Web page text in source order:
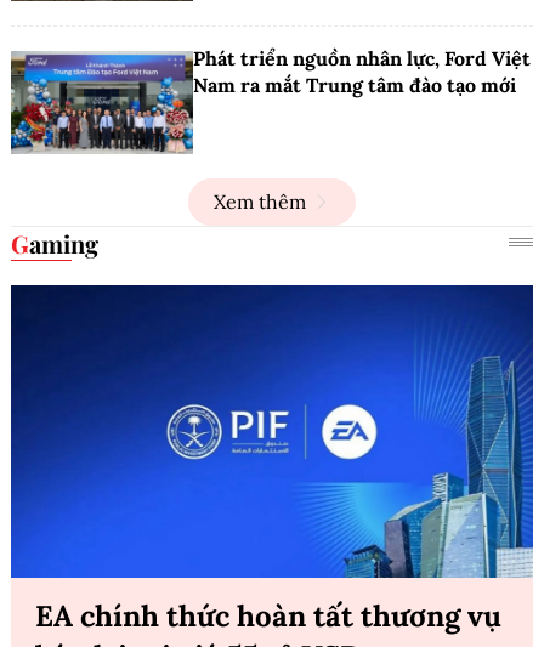
Phát triển nguồn nhân lực, Ford Việt
Nam ra mắt Trung tâm đào tạo mới
Xem thêm
Gaming
EA chính thức hoàn tất thương vụ